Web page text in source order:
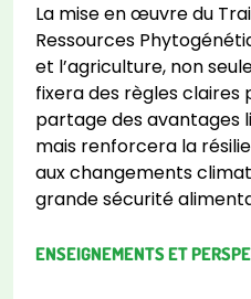
La mise en œuvre du
Ressources
et l’agriculture, non
fixera des règles claires
partage des avantages
mais renforcera la
aux changements
grande sécurité
ENSEIGNEMENTS ET